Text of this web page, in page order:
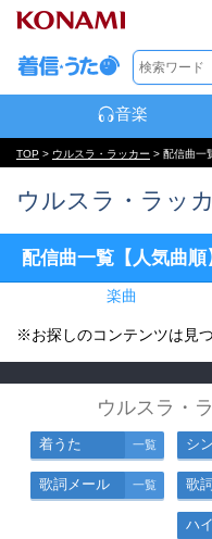
音楽
TOP > ウルスラ・ラッカー > 配信曲一
ウルスラ・ラッ
配信曲一覧【人気曲順
楽曲
※お探しのコンテンツは見
ウルスラ・
着うた 一覧 シ
歌詞メール 一覧 歌詞
ハ